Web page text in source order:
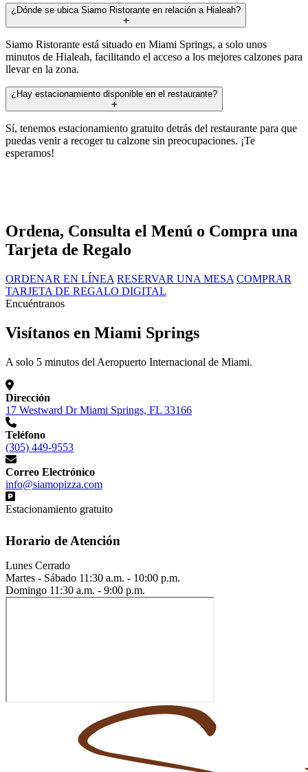
¿Dónde se ubica Siamo Ristorante en relación a Hialeah?
Siamo Ristorante está situado en Miami Springs, a solo unos
minutos de Hialeah, facilitando el acceso a los mejores calzones para
llevar en la zona.
¿Hay estacionamiento disponible en el restaurante?
Sí, tenemos estacionamiento gratuito detrás del restaurante para que
puedas venir a recoger tu calzone sin preocupaciones. ¡Te
esperamos!
Ordena, Consulta el Menú o Compra una
Tarjeta de Regalo
ORDENAR EN LÍNEA RESERVAR UNA MESA COMPRAR
TARJETA DE REGALO DIGITAL
Encuéntranos
Visítanos en Miami Springs
A solo 5 minutos del Aeropuerto Internacional de Miami.
Dirección
17 Westward Dr Miami Springs, FL 33166
Teléfono
(305) 449-9553
Correo Electrónico
info@siamopizza.com
Estacionamiento gratuito
Horario de Atención
Lunes Cerrado
Martes - Sábado 11:30 a.m. - 10:00 p.m.
Domingo 11:30 a.m. - 9:00 p.m.